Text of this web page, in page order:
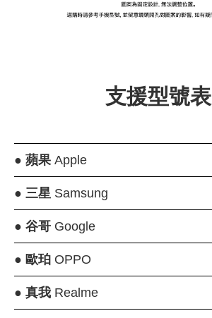
+NT$ 159
-
支援型號表
● 蘋果Apple
● 三星Samsung
● 谷哥Google
● 歐珀OPPO
● 真我Realme